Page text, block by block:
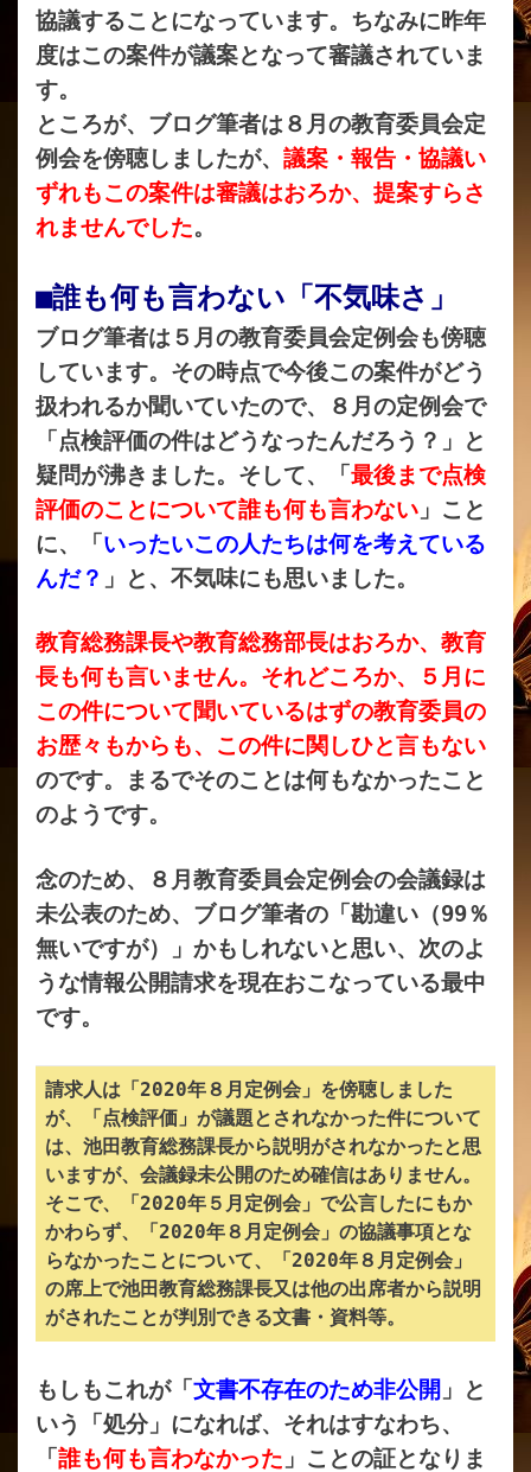
協議することになっています。ちなみに昨年
度はこの案件が議案となって審議されていま
す。
ところが、ブログ筆者は８月の教育委員会定
例会を傍聴しましたが、 議案・報告・協議い
ずれもこの案件は審議はおろか、提案すらさ
れませんでした。
■誰も何も言わない「不気味さ」
ブログ筆者は５月の教育委員会定例会も傍聴
しています。その時点で今後この案件がどう
扱われるか聞いていたので、８月の定例会で
「点検評価の件はどうなったんだろう？」と
疑問が沸きました。そして、「 最後まで点検
評価のことについて誰も何も言わない 」こと
に、「 いったいこの人たちは何を考えている
んだ？ 」と、不気味にも思いました。
教育総務課長や教育総務部長はおろか、教育
長も何も言いません。それどころか、５月に
この件について聞いているはずの教育委員の
お歴々もからも、この件に関しひと言もない
のです。まるでそのことは何もなかったこと
のようです。
念のため、８月教育委員会定例会の会議録は
未公表のため、ブログ筆者の「勘違い（99％
無いですが）」かもしれないと思い、次のよ
うな情報公開請求を現在おこなっている最中
です。
請求人は「2020年８月定例会」を傍聴しました
が、「点検評価」が議題とされなかった件について
は、池田教育総務課長から説明がされなかったと思
いますが、会議録未公開のため確信はありません。
そこで、「2020年５月定例会」で公言したにもか
かわらず、「2020年８月定例会」の協議事項とな
らなかったことについて、「2020年８月定例会」
の席上で池田教育総務課長又は他の出席者から説明
がされたことが判別できる文書・資料等。
もしもこれが「 文書不存在のため非公開 」と
いう「処分」になれば、それはすなわち、
「 誰も何も言わなかった 」ことの証となりま